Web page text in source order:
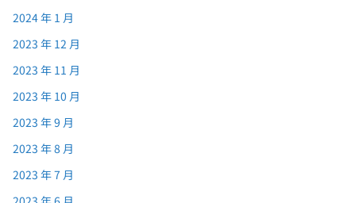
2024 年 1 月
2023 年 12 月
2023 年 11 月
2023 年 10 月
2023 年 9 月
2023 年 8 月
2023 年 7 月